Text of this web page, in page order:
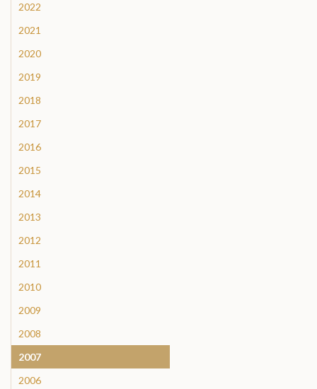
2022
2021
2020
2019
2018
2017
2016
2015
2014
2013
2012
2011
2010
2009
2008
2007
2006